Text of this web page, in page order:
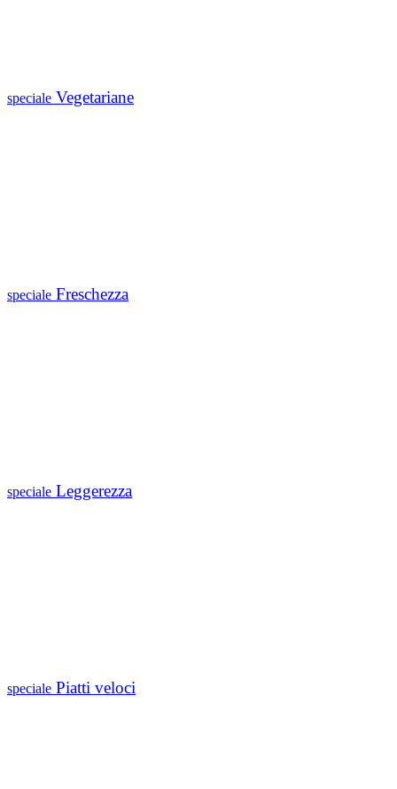
speciale Vegetariane
speciale Freschezza
speciale Leggerezza
speciale Piatti veloci